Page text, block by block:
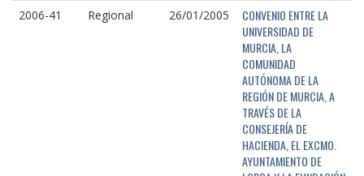
2006-41 Regional 26/01/2005
CONVENIO ENTRE LA
UNIVERSIDAD DE
MURCIA, LA
COMUNIDAD
AUTÓNOMA DE LA
REGIÓN DE MURCIA, A
TRAVÉS DE LA
CONSEJERÍA DE
HACIENDA, EL EXCMO.
AYUNTAMIENTO DE